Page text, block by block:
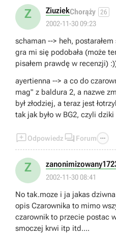
Z ZiuziekChorąży 26
2002-11-30 09:23
schaman --> heh,
gra mi się podobała (może
pisałem prawdę w recenzji)
ayertienna --> a co do
mag" z baldura 2, a nazwe
był złodziej, a teraz jest
tak jak było w BG2, czyli
Odpowiedz  Forum 
Z
2002-11-30 08:41
No tak.moze i ja jakas
opis Czarownika to mimo
czarownik to przecie postac
smoczej krwi itp itd....